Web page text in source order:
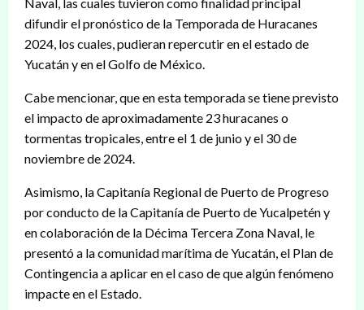
difundir el pronóstico de la Temporada de Huracanes
2024, los cuales, pudieran repercutir en el estado de
Yucatán y en el Golfo de México.
Cabe mencionar, que en esta temporada se tiene previsto
el impacto de aproximadamente 23 huracanes o
tormentas tropicales, entre el 1 de junio y el 30 de
noviembre de 2024.
Asimismo, la Capitanía Regional de Puerto de Progreso
por conducto de la Capitanía de Puerto de Yucalpetén y
en colaboración de la Décima Tercera Zona Naval, le
presentó a la comunidad marítima de Yucatán, el Plan de
Contingencia a aplicar en el caso de que algún fenómeno
impacte en el Estado.